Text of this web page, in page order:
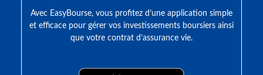
Avec EasyBourse, vous profitez d’une application simple
et efficace pour gérer vos investissements boursiers ainsi
que votre contrat d’assurance vie.